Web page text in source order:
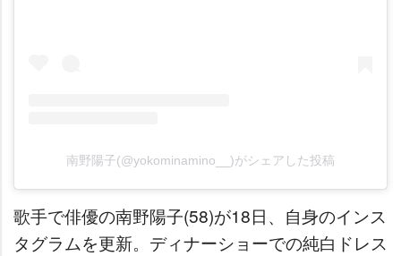
南野陽子(@yokominamino__)がシェアした投稿
歌手で俳優の南野陽子(58)が18日、自身のインス
タグラムを更新。ディナーショーでの純白ドレス